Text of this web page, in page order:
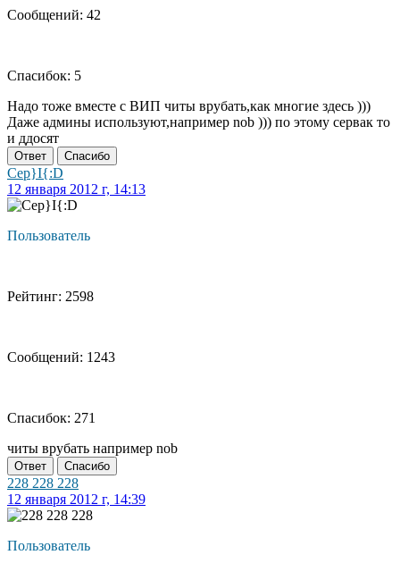
Сообщений: 42
Спасибок: 5
Надо тоже вместе с ВИП читы врубать,как многие здесь )))
Даже админы используют,например nob ))) по этому сервак то
и ддосят
Ответ Спасибо
Cep}I{:D
12 января 2012 г, 14:13
Пользователь
Рейтинг: 2598
Сообщений: 1243
Спасибок: 271
читы врубать например nob
Ответ Спасибо
228 228 228
12 января 2012 г, 14:39
Пользователь